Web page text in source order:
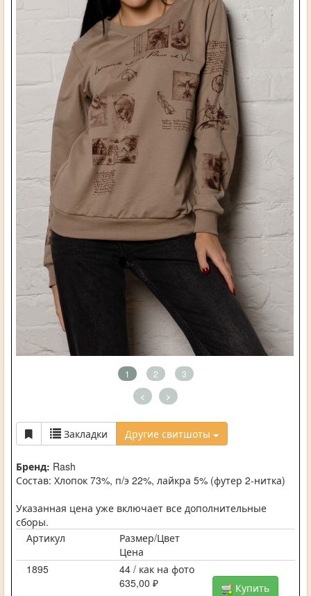
1 2 3
< >
Закладки Другие свитшоты
Бренд: Rash
Состав: Хлопок 73%, п/э 22%, лайкра 5% (футер 2-нитка)
Указанная цена уже включает все дополнительные
сборы.
Артикул
Размер/Цвет
Цена
1895
44 / как на фото
635,00 ₽
Купить